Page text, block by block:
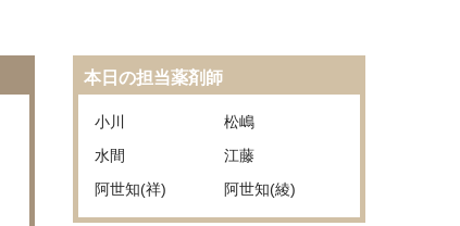
本日の担当薬剤師
小川
松嶋
水間
江藤
阿世知(祥)
阿世知(綾)